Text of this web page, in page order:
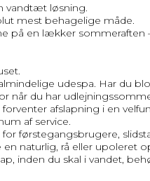
vandtæt løsning.
mest behagelige måde.
på en lækker sommeraften
udespa. Har du
når du har
afslapning i en
af service.
førstegangsbrugere,
naturlig, rå eller upoleret
inden du skal i vandet,